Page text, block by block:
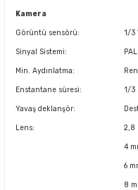
Kamera
Görüntü sensörü: 1/3
Sinyal Sistemi:
Min. Aydınlatma:
Enstantane süresi: 1/3
Yavaş deklanşör:
Lens: 2,8
4
6
8